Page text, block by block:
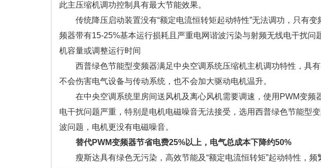
此主压缩机调功控制具有最大节能效果。
传统降压启动装置没有“额定电流恒转矩起动特性”无法调功，只有变
频器带有15-25%基本运行损耗且严重电网谐波污染与射频无线电干扰
机容量或调整运行时间
西普绿色节能型变频器满足中央空调系统压缩机主机调功特性，具有
不会伤害电气设备与传动系统，也不会加大驱动电机温升。
在中央空调系统里房间送风机及离心风机需要调速，使用PWM变频
电干扰问题严重，特别是电机电磁噪音无法接受，选用西普绿色节能型
波问题，电机更没有电磁噪音。
替代PWM变频器节省电费25%以上，电气总成本下降约50%
瘦斯达具有绿色无污染，高效节能及“额定电流恒转矩”起动特性，频